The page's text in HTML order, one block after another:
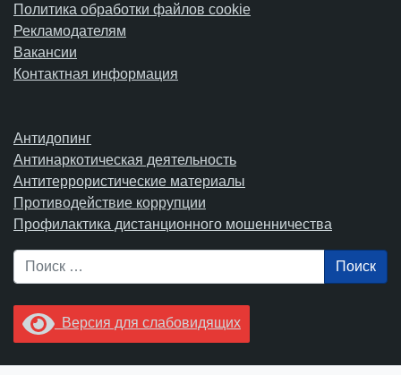
Политика обработки файлов cookie
Рекламодателям
Вакансии
Контактная информация
Антидопинг
Антинаркотическая деятельность
Антитеррористические материалы
Противодействие коррупции
Профилактика дистанционного мошенничества
Поиск
Версия для слабовидящих